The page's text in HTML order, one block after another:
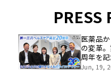
PRESS
医薬品
の変革
周年を
挑戦の
Jun, 19,